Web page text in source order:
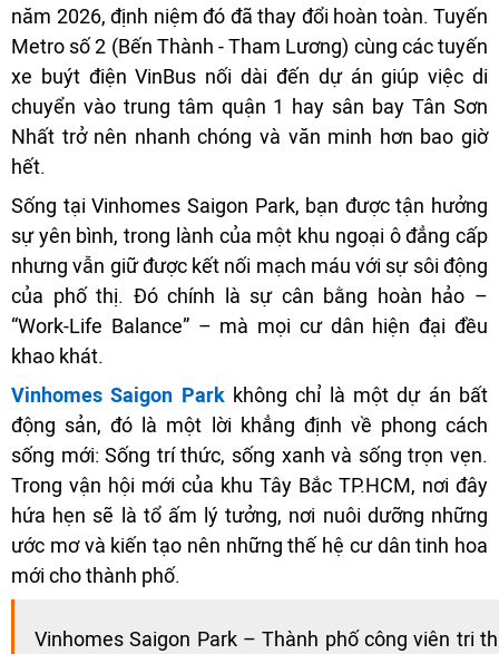
năm 2026, định niệm đó đã thay đổi hoàn toàn. Tuyến
Metro số 2 (Bến Thành - Tham Lương) cùng các tuyến
xe buýt điện VinBus nối dài đến dự án giúp việc di
chuyển vào trung tâm quận 1 hay sân bay Tân Sơn
Nhất trở nên nhanh chóng và văn minh hơn bao giờ
hết.
Sống tại Vinhomes Saigon Park, bạn được tận hưởng
sự yên bình, trong lành của một khu ngoại ô đẳng cấp
nhưng vẫn giữ được kết nối mạch máu với sự sôi động
của phố thị. Đó chính là sự cân bằng hoàn hảo –
“Work-Life Balance” – mà mọi cư dân hiện đại đều
khao khát.
Vinhomes Saigon Parkkhông chỉ là một dự án bất
động sản, đó là một lời khẳng định về phong cách
sống mới: Sống trí thức, sống xanh và sống trọn vẹn.
Trong vận hội mới của khu Tây Bắc TP.HCM, nơi đây
hứa hẹn sẽ là tổ ấm lý tưởng, nơi nuôi dưỡng những
ước mơ và kiến tạo nên những thế hệ cư dân tinh hoa
mới cho thành phố.
Vinhomes Saigon Park – Thành phố công viên tri